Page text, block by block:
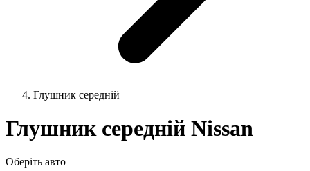
Глушник середній
Глушник середній Nissan
Оберіть авто